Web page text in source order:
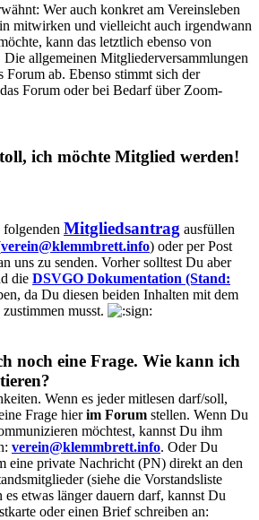
Wer auch konkret am Vereinsleben
mitwirken und vielleicht auch irgendwann
kann das letztlich ebenso von
allgemeinen Mitgliederversammlungen
Forum ab. Ebenso stimmt sich der
Forum oder bei Bedarf über Zoom-
ich möchte Mitglied werden!
Mitgliedsantrag ausfüllen
verein@klemmbrett.info) oder per Post
uns zu senden. Vorher solltest Du aber
die DSVGO Dokumentation (Stand:
da Du diesen beiden Inhalten mit dem
musst.
noch eine Frage. Wie kann ich
Wenn es jeder mitlesen darf/soll,
Frage hierim Forum stellen. Wenn Du
möchtest, kannst Du ihm
verein@klemmbrett.info. Oder Du
eine private Nachricht (PN) direkt an den
(siehe die Vorstandsliste
etwas länger dauern darf, kannst Du
oder einen Brief schreiben an: